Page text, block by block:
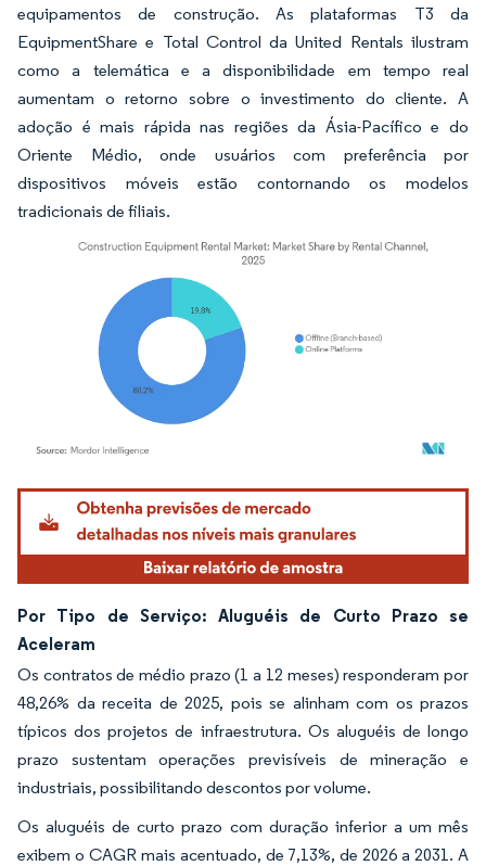
equipamentos de construção. As plataformas T3 da
EquipmentShare e Total Control da United Rentals ilustram
como a telemática e a disponibilidade em tempo real
aumentam o retorno sobre o investimento do cliente. A
adoção é mais rápida nas regiões da Ásia-Pacífico e do
Oriente Médio, onde usuários com preferência por
dispositivos móveis estão contornando os modelos
tradicionais de filiais.
Imagem © Mordor Intelligence. O reuso requer atribuição conforme CC BY 4.0.
Por Tipo de Serviço: Aluguéis de Curto Prazo se
Aceleram
Os contratos de médio prazo (1 a 12 meses) responderam por
48,26% da receita de 2025, pois se alinham com os prazos
típicos dos projetos de infraestrutura. Os aluguéis de longo
prazo sustentam operações previsíveis de mineração e
industriais, possibilitando descontos por volume.
Os aluguéis de curto prazo com duração inferior a um mês
exibem o CAGR mais acentuado, de 7,13%, de 2026 a 2031. A